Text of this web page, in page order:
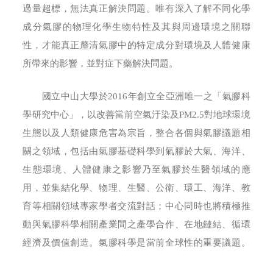
過量超標，無法真正解決問題。唯有深入了解不同化學
成分氣膠的物理化學生物特性及其與周邊環境之關聯
性，才能真正釐清氣膠中的特定成分對環境及人體健康
所帶來的影響，並對症下藥解決問題。
國立中山大學於2016年創立全亞洲唯一之「氣膠科
學研究中心」，以改善當前空氣汙染及PM2.5對地球環境
生態以及人類健康危害為宗旨，整合各個與氣膠議題相
關之領域，包括由氣膠基礎科學到氣膠於大氣、海洋、
生態環境、人體健康之影響乃至氣膠於生醫領域的應
用，並集結化學、物理、生醫、公衛、環工、海洋、教
育等相關領域專家學者交流對話；中心同時也將積極推
動與氣膠科學相關產業間之產學合作、在地鏈結、循環
經濟及價值創造。氣膠科學是當前全球性的重要議題。